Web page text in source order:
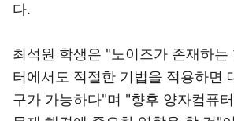
다.
최석원 학생은 "노이즈가 존재하는
터에서도 적절한 기법을 적용하면
구가 가능하다"며 "향후 양자컴퓨